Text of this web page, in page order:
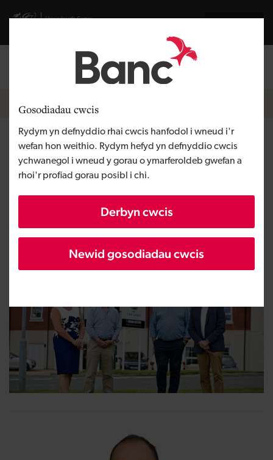
Gosodiadau cwcis
Rydym yn defnyddio rhai cwcis hanfodol i wneud i'r
wefan hon weithio. Rydym hefyd yn defnyddio cwcis
ychwanegol i wneud y gorau o ymarferoldeb gwefan a
rhoi'r profiad gorau posibl i chi.
Derbyn cwcis
Newid gosodiadau cwcis
Visit gov.wales website
Mewngofnodi
Breadcrumb
Hafan
The Oaks
Rhanbarth Canolbarth Cymru
Dechrau busnes
Maint BBaCh
Dros £100,000